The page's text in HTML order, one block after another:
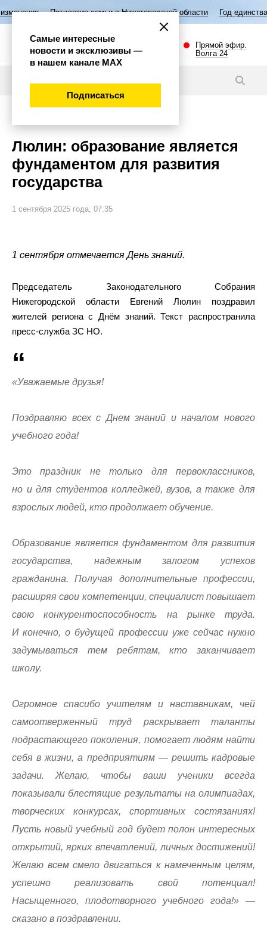
семьи в Нижегородской области Год единства народов России
Прямой эфир.
Волга 24
Люлин: образование является
фундаментом для развития
государства
1 сентября 2025 года, 07:35
1 сентября отмечается День знаний.
Председатель Законодательного Собрания
Нижегородской области Евгений Люлин поздравил
жителей региона с Днём знаний. Текст распространила
пресс-служба ЗС НО.
«Уважаемые друзья!
Поздравляю всех с Днем знаний и началом нового
учебного года!
Это праздник не только для первоклассников,
но и для студентов колледжей, вузов, а также для
взрослых людей, кто продолжает обучение.
Образование является фундаментом для развития
государства, надежным залогом успехов
гражданина. Получая дополнительные профессии,
расширяя свои компетенции, специалист повышает
свою конкурентоспособность на рынке труда.
И конечно, о будущей профессии уже сейчас нужно
задумываться тем ребятам, кто заканчивает
школу.
Огромное спасибо учителям и наставникам, чей
самоотверженный труд раскрывает таланты
подрастающего поколения, помогает людям найти
себя в жизни, а предприятиям — решить кадровые
задачи. Желаю, чтобы ваши ученики всегда
показывали блестящие результаты на олимпиадах,
творческих конкурсах, спортивных состязаниях!
Пусть новый учебный год будет полон интересных
открытий, ярких впечатлений, личных достижений!
Желаю всем смело двигаться к намеченным целям,
успешно реализовать свой потенциал!
Насыщенного, плодотворного учебного года!» —
сказано в поздравлении.
Самые интересные
новости и эксклюзивы —
в нашем канале МАХ
Подписаться